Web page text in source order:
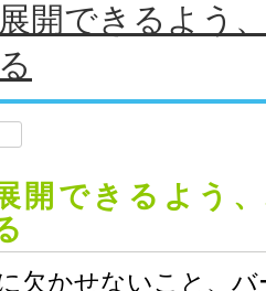
開できるよう
開できるよう
欠かせないこと、